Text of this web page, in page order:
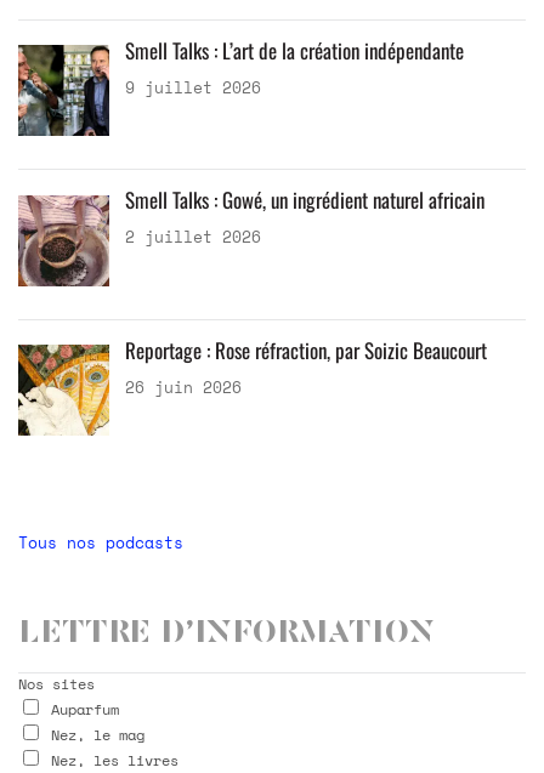
Smell Talks : L’art de la création indépendante
9 juillet 2026
Smell Talks : Gowé, un ingrédient naturel africain
2 juillet 2026
Reportage : Rose réfraction, par Soizic Beaucourt
26 juin 2026
Tous nos podcasts
Lettre d’information
Nos sites
Auparfum
Nez, le mag
Nez, les livres